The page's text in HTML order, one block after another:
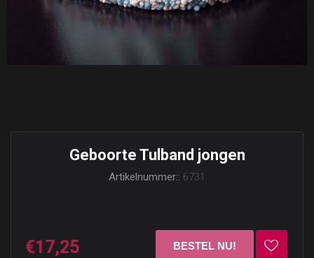
Geboorte Tulband jongen
Artikelnummer:: 6731
€17,25